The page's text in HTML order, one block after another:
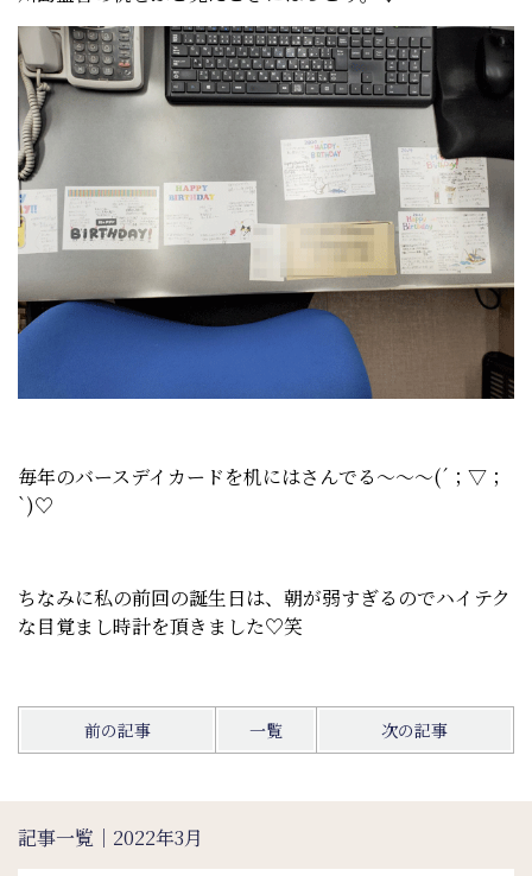
毎年のバースデイカードを机にはさんでる～～～(´；▽；
`)♡
ちなみに私の前回の誕生日は、朝が弱すぎるのでハイテク
な目覚まし時計を頂きました♡笑
前の記事 一覧 次の記事
記事一覧｜2022年3月